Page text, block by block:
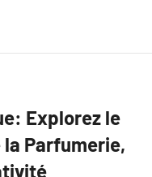
Explorez le
la Parfumerie,